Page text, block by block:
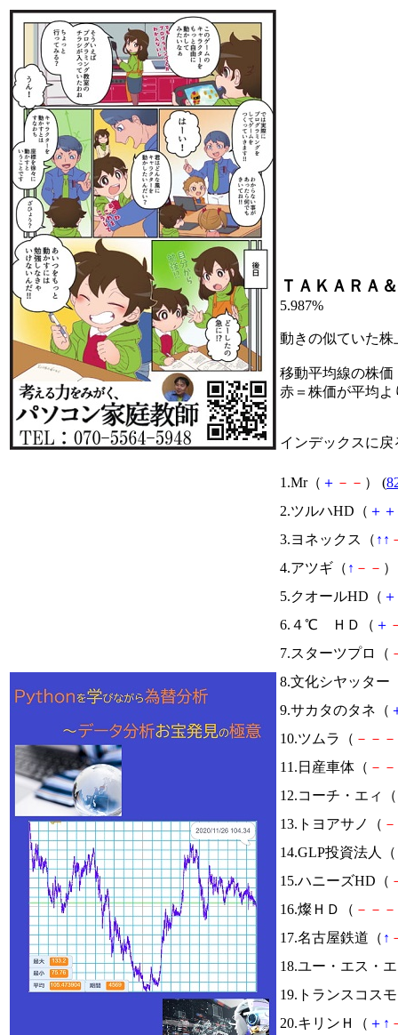
ＴＡＫＡＲＡ
5.987%
動きの似ていた
移動平均線の株価
赤＝株価が平均
インデックスに戻
1.Mr（ ＋ － － ） (
2.ツルハHD（ ＋ ＋
3.ヨネックス（ ↑ ↑
4.アツギ（ ↑ － －
5.クオールHD（ ＋
6.４℃ ＨＤ（ ＋
7.スターツプロ（
8.文化シヤッター
9.サカタのタネ（
10.ツムラ（ － － －
11.日産車体（ － －
12.コーチ・エィ（
13.トヨアサノ（ －
14.GLP投資法人（
15.ハニーズHD（
16.燦ＨＤ（ － － －
17.名古屋鉄道（ ↑
18.ユー・エス・
19.トランスコス
20.キリンＨ（ ＋ ↑